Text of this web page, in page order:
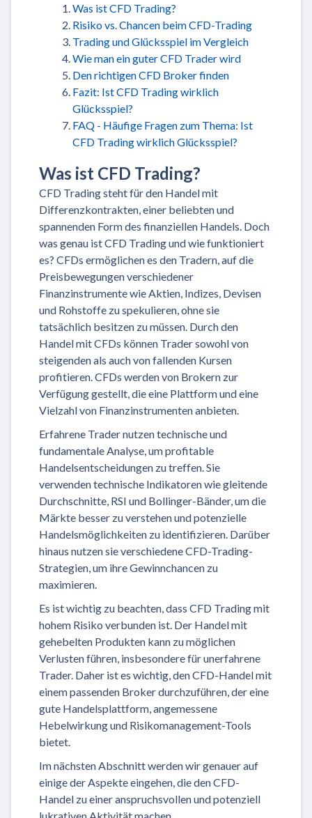
Was ist CFD Trading?
Risiko vs. Chancen beim CFD-Trading
Trading und Glücksspiel im Vergleich
Wie man ein guter CFD Trader wird
Den richtigen CFD Broker finden
Fazit: Ist CFD Trading wirklich
Glücksspiel?
FAQ - Häufige Fragen zum Thema: Ist
CFD Trading wirklich Glücksspiel?
Was ist CFD Trading?
CFD Trading steht für den Handel mit
Differenzkontrakten, einer beliebten und
spannenden Form des finanziellen Handels. Doch
was genau ist CFD Trading und wie funktioniert
es? CFDs ermöglichen es den Tradern, auf die
Preisbewegungen verschiedener
Finanzinstrumente wie Aktien, Indizes, Devisen
und Rohstoffe zu spekulieren, ohne sie
tatsächlich besitzen zu müssen. Durch den
Handel mit CFDs können Trader sowohl von
steigenden als auch von fallenden Kursen
profitieren. CFDs werden von Brokern zur
Verfügung gestellt, die eine Plattform und eine
Vielzahl von Finanzinstrumenten anbieten.
Erfahrene Trader nutzen technische und
fundamentale Analyse, um profitable
Handelsentscheidungen zu treffen. Sie
verwenden technische Indikatoren wie gleitende
Durchschnitte, RSI und Bollinger-Bänder, um die
Märkte besser zu verstehen und potenzielle
Handelsmöglichkeiten zu identifizieren. Darüber
hinaus nutzen sie verschiedene CFD-Trading-
Strategien, um ihre Gewinnchancen zu
maximieren.
Es ist wichtig zu beachten, dass CFD Trading mit
hohem Risiko verbunden ist. Der Handel mit
gehebelten Produkten kann zu möglichen
Verlusten führen, insbesondere für unerfahrene
Trader. Daher ist es wichtig, den CFD-Handel mit
einem passenden Broker durchzuführen, der eine
gute Handelsplattform, angemessene
Hebelwirkung und Risikomanagement-Tools
bietet.
Im nächsten Abschnitt werden wir genauer auf
einige der Aspekte eingehen, die den CFD-
Handel zu einer anspruchsvollen und potenziell